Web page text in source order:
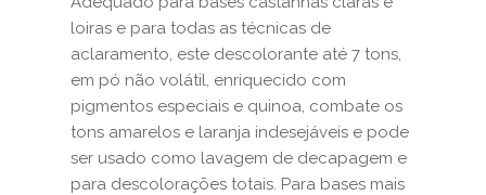
loiras e para todas as técnicas de
aclaramento, este descolorante até 7 tons,
em pó não volátil, enriquecido com
pigmentos especiais e quinoa, combate os
tons amarelos e laranja indesejáveis e pode
ser usado como lavagem de decapagem e
para descolorações totais. Para bases mais